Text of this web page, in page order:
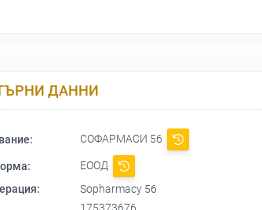
ДАННИ
СОФАРМАСИ 56
ЕООД
Sopharmacy 56